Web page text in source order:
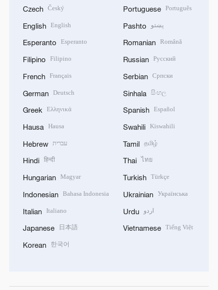
Czech Český
English English
Esperanto Esperanto
Filipino Filipino
French Français
German Deutsch
Greek Ελληνικά
Hausa Hausa
Hebrew עברית
Hindi हिन्दी
Hungarian Magyar
Indonesian Bahasa Indonesia
Italian Italiano
Japanese 日本語
Korean 한국어
Portuguese Português
Pashto پښتو
Romanian Română
Russian Русский
Serbian Српски
Sinhala සිංහල
Spanish Español
Swahili Kiswahili
Tamil தமிழ்
Thai ไทย
Turkish Türkçe
Ukrainian Українська
Urdu اردو
Vietnamese Tiếng Việt